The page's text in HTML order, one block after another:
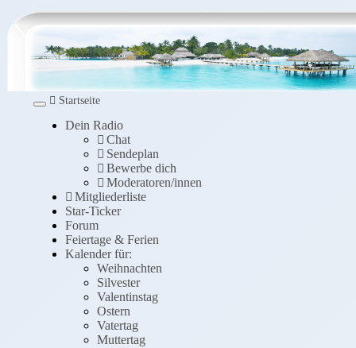
Toggle navigation
Startseite
Dein Radio
Chat
Sendeplan
Bewerbe dich
Moderatoren/innen
Mitgliederliste
Star-Ticker
Forum
Feiertage & Ferien
Kalender für:
Weihnachten
Silvester
Valentinstag
Ostern
Vatertag
Muttertag